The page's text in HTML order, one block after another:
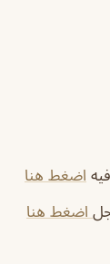
اضغط هنا
اضغط هنا